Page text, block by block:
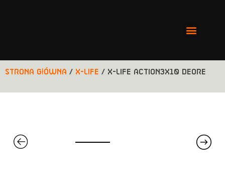
Strona główna / X-LIFE / X-LIFE ACTION3x10 DEORE